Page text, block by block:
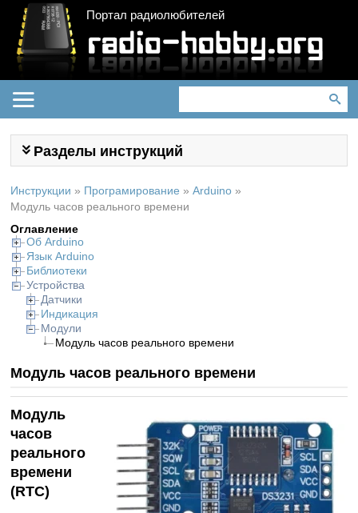
Портал радиолюбителей
Разделы инструкций
Инструкции » Програмирование » Arduino »
Модуль часов реального времени
Оглавление
Об Arduino
Язык Arduino
Библиотеки
Устройства
Датчики
Индикация
Модули
Модуль часов реального времени
Модуль часов реального времени
Модуль
часов
реального
времени
(RTC)